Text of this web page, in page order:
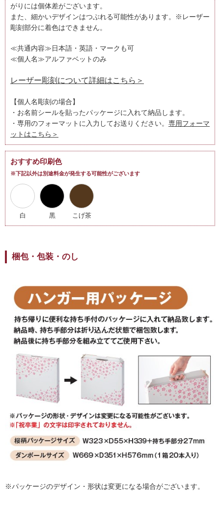
がりには個体差がございます。
また、細かいデザインはつぶれる可能性があります。※レーザー
彫刻部分に着色はできません。
≪共通内容≫日本語・英語・マークも可
≪個人名≫アルファベットのみ
レーザー彫刻について詳細はこちら＞
【個人名彫刻の場合】
・お名前シールを貼ったパッケージに入れて納品します。
・専用のフォーマットに入力してお送りください。 専用フォーマ
ットはこちら＞
おすすめ印刷色
※下記以外は別途料金が発生する可能性がございます
白 黒 こげ茶
梱包・包装・のし
※パッケージのデザイン・形状は変更になる場合がございます。